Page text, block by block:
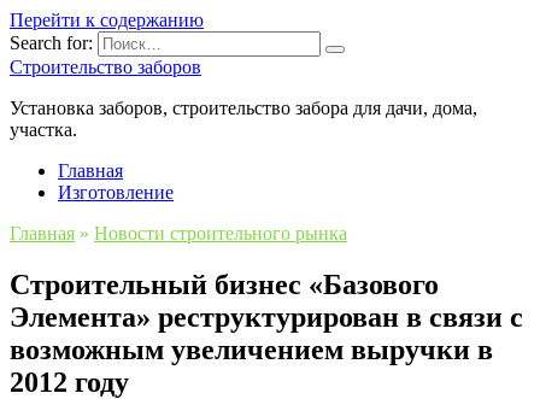
Перейти к содержанию
Search for:
Строительство заборов
Установка заборов, строительство забора для дачи, дома,
участка.
Главная
Изготовление
Главная » Новости строительного рынка
Строительный бизнес «Базового
Элемента» реструктурирован в связи с
возможным увеличением выручки в
2012 году